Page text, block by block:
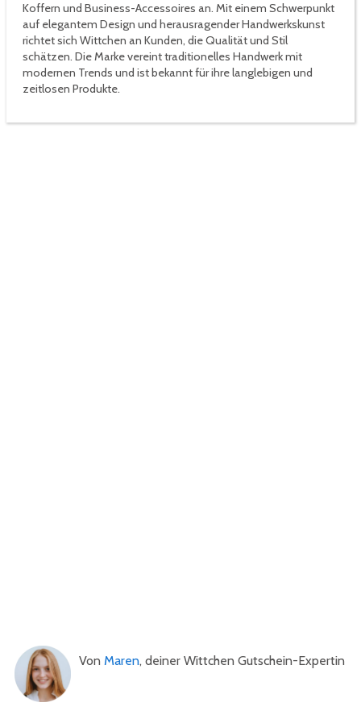
Koffern und Business-Accessoires an. Mit einem Schwerpunkt
auf elegantem Design und herausragender Handwerkskunst
richtet sich Wittchen an Kunden, die Qualität und Stil
schätzen. Die Marke vereint traditionelles Handwerk mit
modernen Trends und ist bekannt für ihre langlebigen und
zeitlosen Produkte.
Von Maren, deiner Wittchen Gutschein-Expertin